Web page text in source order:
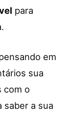
para
em
sua
com o
saber a sua